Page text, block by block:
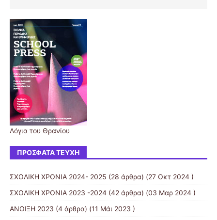
Λόγια του Θρανίου
ΠΡΌΣΦΑΤΑ ΤΕΎΧΗ
ΣΧΟΛΙΚΗ ΧΡΟΝΙΑ 2024- 2025 (28 άρθρα) (27 Οκτ 2024 )
ΣΧΟΛΙΚΗ ΧΡΟΝΙΑ 2023 -2024 (42 άρθρα) (03 Μαρ 2024 )
ΑΝΟΙΞΗ 2023 (4 άρθρα) (11 Μάι 2023 )